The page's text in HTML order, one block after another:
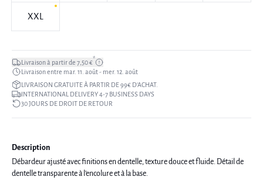
XXL
Livraison à partir de 7,50 €*
Livraison entre mar. 11. août - mer. 12. août
LIVRAISON GRATUITE À PARTIR DE 99€ D’ACHAT.
INTERNATIONAL DELIVERY 4-7 BUSINESS DAYS
30 JOURS DE DROIT DE RETOUR
Description
Débardeur ajusté avec finitions en dentelle, texture douce et fluide. Détail de
dentelle transparente à l’encolure et à la base.